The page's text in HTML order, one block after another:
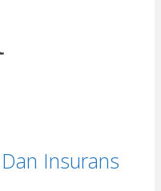
Insurans